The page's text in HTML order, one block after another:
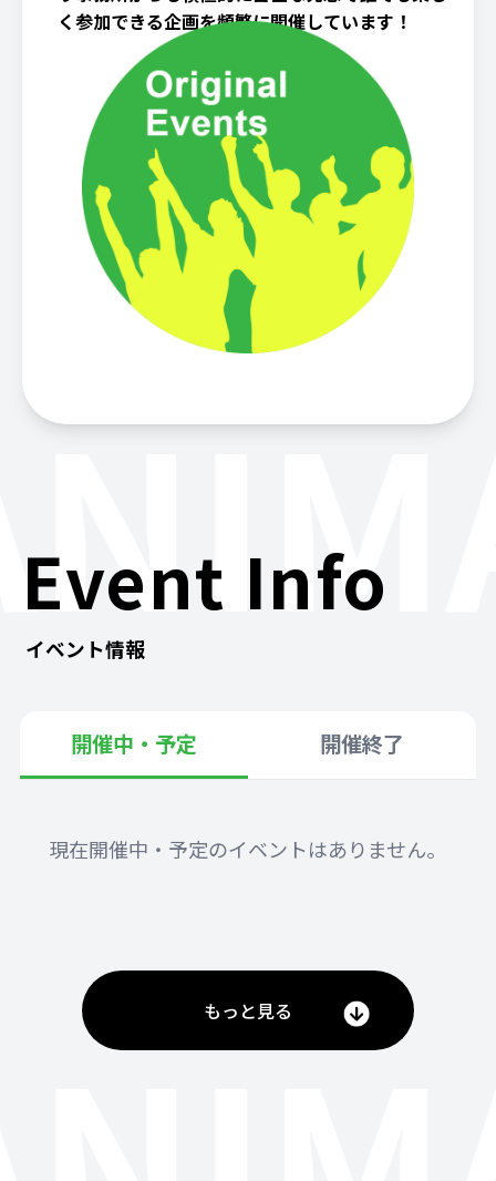
く参加できる企画を頻繁に開催しています！
Event Info
イベント情報
開催中・予定 開催終了
現在開催中・予定のイベントはありません。
もっと見る